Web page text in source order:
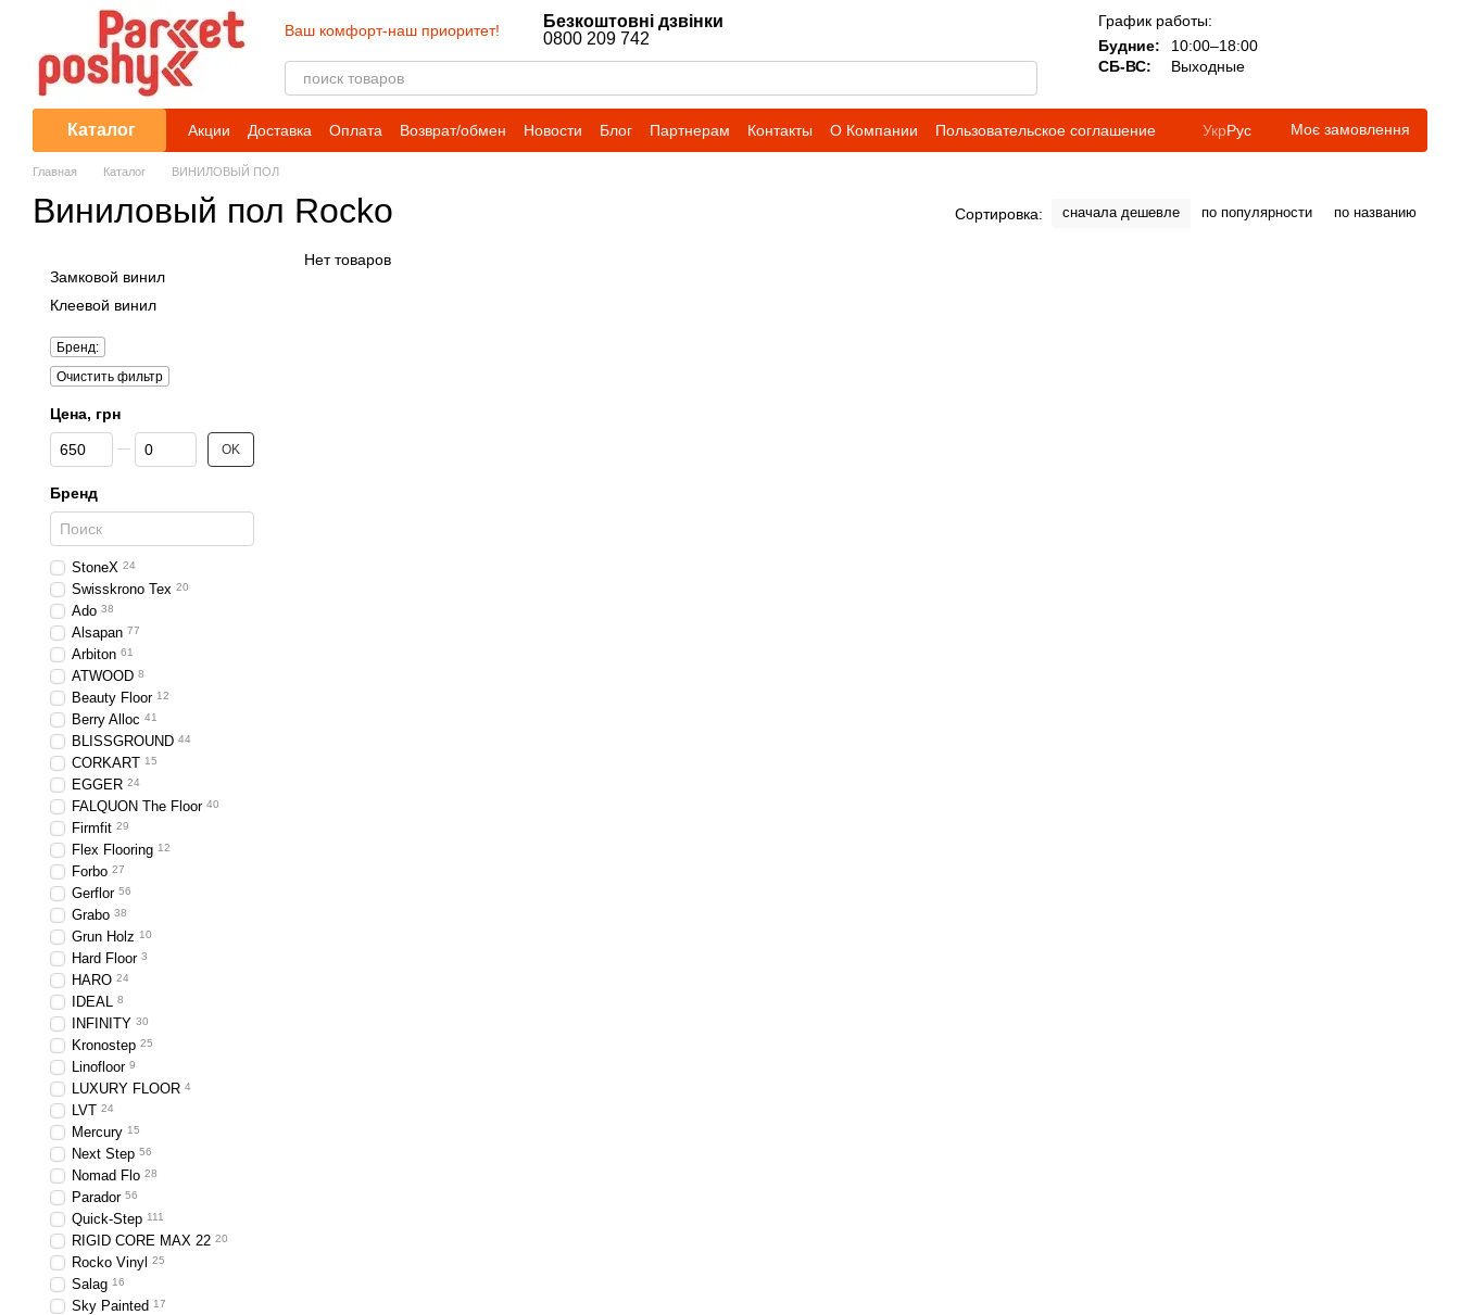
Перейти к основному контенту
Ваш комфорт-наш приоритет!
Безкоштовні дзвінки
0800 209 742
График работы:
Будние:
10:00–18:00
СБ-ВС:
Выходные
Каталог Акции Доставка Оплата Возврат/обмен Новости Блог Партнерам Контакты О Компании Пользовательское соглашение УкрРус Моє замовлення
Главная Каталог ВИНИЛОВЫЙ ПОЛ
Виниловый пол Rocko Сортировка: сначала дешевле по популярности по названию
Нет товаров
Замковой винил
Клеевой винил
Бренд:
Очистить фильтр
Цена, грн
От Цена, грн
До Цена, грн OK
Бренд
StoneX 24
Swisskrono Tex 20
Ado 38
Alsapan 77
Arbiton 61
ATWOOD 8
Beauty Floor 12
Berry Alloc 41
BLISSGROUND 44
CORKART 15
EGGER 24
FALQUON The Floor 40
Firmfit 29
Flex Flooring 12
Forbo 27
Gerflor 56
Grabo 38
Grun Holz 10
Hard Floor 3
HARO 24
IDEAL 8
INFINITY 30
Kronostep 25
Linofloor 9
LUXURY FLOOR 4
LVT 24
Mercury 15
Next Step 56
Nomad Flo 28
Parador 56
Quick-Step 111
RIGID CORE MAX 22 20
Rocko Vinyl 25
Salag 16
Sky Painted 17